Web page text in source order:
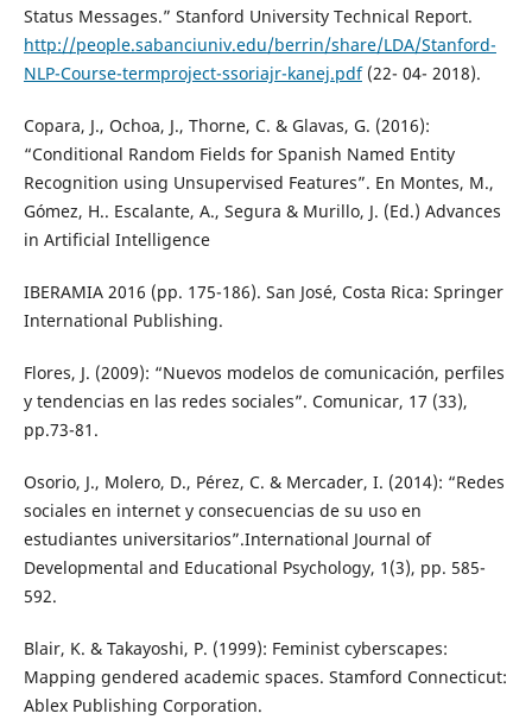
Status Messages.” Stanford University Technical Report.
http://people.sabanciuniv.edu/berrin/share/LDA/Stanford-
NLP-Course-termproject-ssoriajr-kanej.pdf(22- 04- 2018).
Copara, J., Ochoa, J., Thorne, C. & Glavas, G. (2016):
“Conditional Random Fields for Spanish Named Entity
Recognition using Unsupervised Features”. En Montes, M.,
Gómez, H.. Escalante, A., Segura & Murillo, J. (Ed.) Advances
in Artificial Intelligence
IBERAMIA 2016 (pp. 175-186). San José, Costa Rica: Springer
International Publishing.
Flores, J. (2009): “Nuevos modelos de comunicación, perfiles
y tendencias en las redes sociales”. Comunicar, 17 (33),
pp.73-81.
Osorio, J., Molero, D., Pérez, C. & Mercader, I. (2014): “Redes
sociales en internet y consecuencias de su uso en
estudiantes universitarios”.International Journal of
Developmental and Educational Psychology, 1(3), pp. 585-
592.
Blair, K. & Takayoshi, P. (1999): Feminist cyberscapes:
Mapping gendered academic spaces. Stamford Connecticut:
Ablex Publishing Corporation.